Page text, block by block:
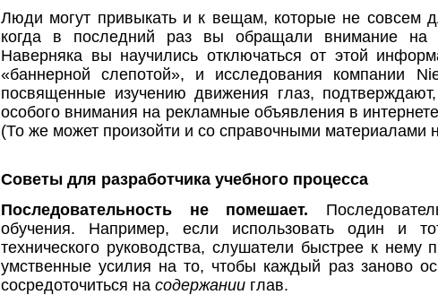
Люди могут привыкать и к вещам, которые не совсем
когда в последний раз вы обращали внимание на
Наверняка вы научились отключаться от этой
«баннерной слепотой», и исследования компании
посвященные изучению движения глаз,
особого внимания на рекламные объявления в
(То же может произойти и со справочными материалами
Советы для разработчика учебного процесса
Последовательность не помешает.
обучения. Например, если использовать один и
технического руководства, слушатели быстрее к нему
умственные усилия на то, чтобы каждый раз заново
сосредоточиться на содержании глав.